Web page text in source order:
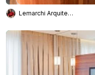
Lemarchi Arquitetura